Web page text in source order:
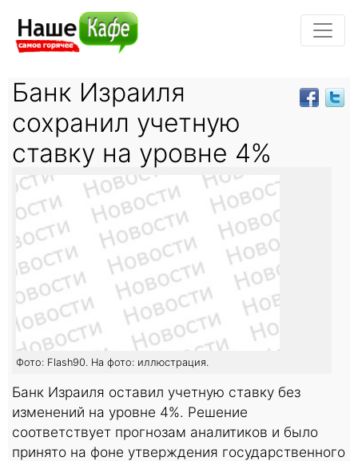
Банк Израиля
сохранил учетную
ставку на уровне 4%
Фото: Flash90. На фото: иллюстрация.
Банк Израиля оставил учетную ставку без
изменений на уровне 4%. Решение
соответствует прогнозам аналитиков и было
принято на фоне утверждения государственного